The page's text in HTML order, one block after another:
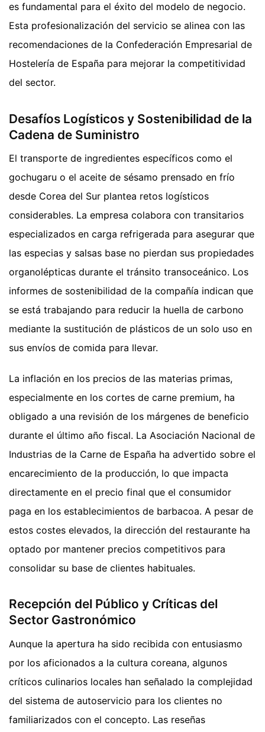
es fundamental para el éxito del modelo de negocio.
Esta profesionalización del servicio se alinea con las
recomendaciones de la Confederación Empresarial de
Hostelería de España para mejorar la competitividad
del sector.
Desafíos Logísticos y Sostenibilidad de la
Cadena de Suministro
El transporte de ingredientes específicos como el
gochugaru o el aceite de sésamo prensado en frío
desde Corea del Sur plantea retos logísticos
considerables. La empresa colabora con transitarios
especializados en carga refrigerada para asegurar que
las especias y salsas base no pierdan sus propiedades
organolépticas durante el tránsito transoceánico. Los
informes de sostenibilidad de la compañía indican que
se está trabajando para reducir la huella de carbono
mediante la sustitución de plásticos de un solo uso en
sus envíos de comida para llevar.
La inflación en los precios de las materias primas,
especialmente en los cortes de carne premium, ha
obligado a una revisión de los márgenes de beneficio
durante el último año fiscal. La Asociación Nacional de
Industrias de la Carne de España ha advertido sobre el
encarecimiento de la producción, lo que impacta
directamente en el precio final que el consumidor
paga en los establecimientos de barbacoa. A pesar de
estos costes elevados, la dirección del restaurante ha
optado por mantener precios competitivos para
consolidar su base de clientes habituales.
Recepción del Público y Críticas del
Sector Gastronómico
Aunque la apertura ha sido recibida con entusiasmo
por los aficionados a la cultura coreana, algunos
críticos culinarios locales han señalado la complejidad
del sistema de autoservicio para los clientes no
familiarizados con el concepto. Las reseñas